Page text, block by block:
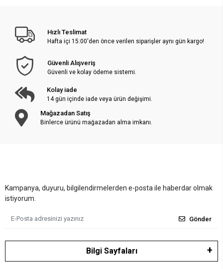
Hızlı Teslimat
Hafta içi 15:00'den önce verilen siparişler aynı gün kargo!
Güvenli Alışveriş
Güvenli ve kolay ödeme sistemi.
Kolay iade
14 gün içinde iade veya ürün değişimi.
Mağazadan Satış
Binlerce ürünü mağazadan alma imkanı.
Kampanya, duyuru, bilgilendirmelerden e-posta ile haberdar olmak
istiyorum.
Gönder
Bilgi Sayfaları